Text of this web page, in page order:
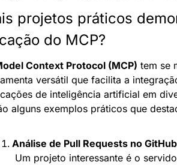
projetos práticos
do MCP?
Context Protocol (MCP) tem se
versátil que facilita a
de inteligência artificial em
alguns exemplos práticos que
Análise de Pull Requests no